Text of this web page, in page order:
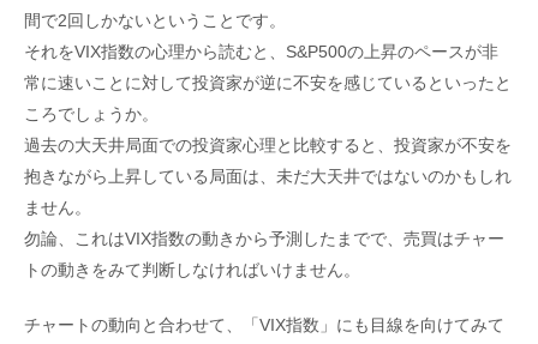
間で2回しかないということです。
それをVIX指数の心理から読むと、S&P500の上昇のペースが非
常に速いことに対して投資家が逆に不安を感じているといったと
ころでしょうか。
過去の大天井局面での投資家心理と比較すると、投資家が不安を
抱きながら上昇している局面は、未だ大天井ではないのかもしれ
ません。
勿論、これはVIX指数の動きから予測したまでで、売買はチャー
トの動きをみて判断しなければいけません。
チャートの動向と合わせて、「VIX指数」にも目線を向けてみて